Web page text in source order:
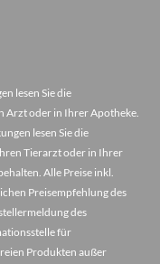
lesen Sie die
Arzt oder in Ihrer Apotheke.
lesen Sie die
Tierarzt oder in Ihrer
Alle Preise inkl.
Preisempfehlung des
des
für
Produkten außer